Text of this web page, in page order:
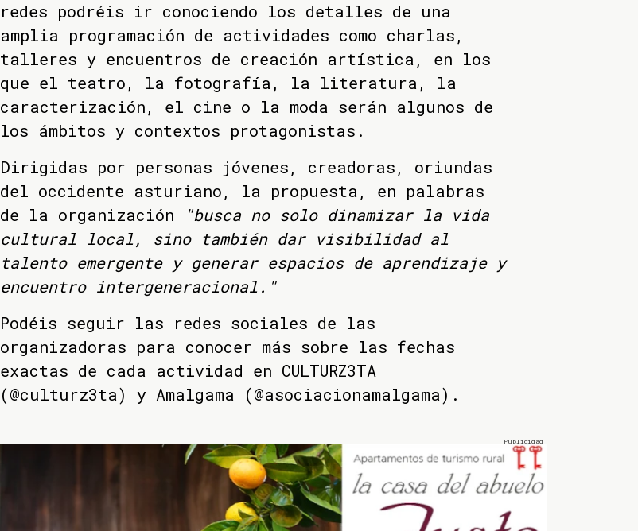
redes podréis ir conociendo los detalles de una
amplia programación de actividades como charlas,
talleres y encuentros de creación artística, en los
que el teatro, la fotografía, la literatura, la
caracterización, el cine o la moda serán algunos de
los ámbitos y contextos protagonistas.
Dirigidas por personas jóvenes, creadoras, oriundas
del occidente asturiano, la propuesta, en palabras
de la organización
"busca no solo dinamizar la vida
cultural local, sino también dar visibilidad al
talento emergente y generar espacios de aprendizaje y
encuentro intergeneracional."
Podéis seguir las redes sociales de las
organizadoras para conocer más sobre las fechas
exactas de cada actividad en CULTURZ3TA
(@culturz3ta) y Amalgama (@asociacionamalgama).